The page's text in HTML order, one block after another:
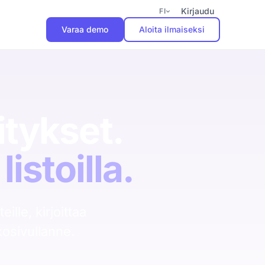
Varaa demo
FI
Kirjaudu
Varaa demo
Aloita ilmaiseksi
kirjoittaa